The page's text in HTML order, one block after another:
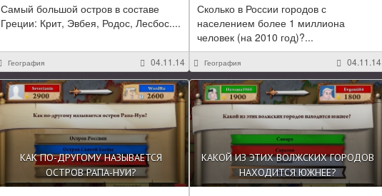
Самый большой остров в составе
Греции: Крит, Эвбея, Родос, Лесбос....
География 04.11.14
Сколько в России городов с
населением более 1 миллиона
человек (на 2010 год)?...
География 04.11.14
КАК ПО-ДРУГОМУ НАЗЫВАЕТСЯ
ОСТРОВ РАПА-НУИ?
КАКОЙ ИЗ ЭТИХ ВОЛЖСКИХ ГОРОДОВ
НАХОДИТСЯ ЮЖНЕЕ?